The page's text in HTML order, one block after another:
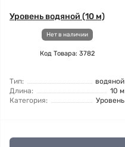
Уровень водяной (10 м)
Нет в наличии
Код Товара: 3782
Тип:
водяной
Длина:
10 м
Категория:
Уровень